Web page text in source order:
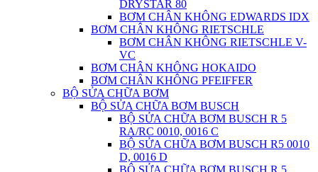
DRYSTAR 80
BƠM CHÂN KHÔNG EDWARDS IDX
BƠM CHÂN KHÔNG RIETSCHLE
BƠM CHÂN KHÔNG RIETSCHLE V-
VC
BƠM CHÂN KHÔNG HOKAIDO
BƠM CHÂN KHÔNG PFEIFFER
BỘ SỬA CHỮA BƠM
BỘ SỬA CHỮA BƠM BUSCH
BỘ SỬA CHỮA BƠM BUSCH R 5
RA/RC 0010, 0016 C
BỘ SỬA CHỮA BƠM BUSCH R5 0010
D, 0016 D
BỘ SỬA CHỮA BƠM BUSCH R 5